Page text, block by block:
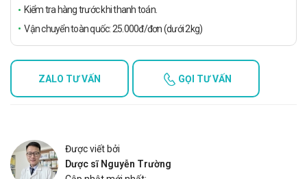
Kiểm tra hàng trước khi thanh toán.
Vận chuyển toàn quốc: 25.000đ/đơn (dưới 2kg)
ZALO TƯ VẤN GỌI TƯ VẤN
Được viết bởi
Dược sĩ Nguyễn Trường